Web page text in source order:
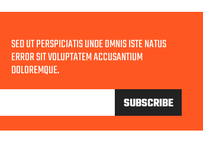
SED UT PERSPICIATIS UNDE OMNIS ISTE NATUS
ERROR SIT VOLUPTATEM ACCUSANTIUM
DOLOREMQUE.